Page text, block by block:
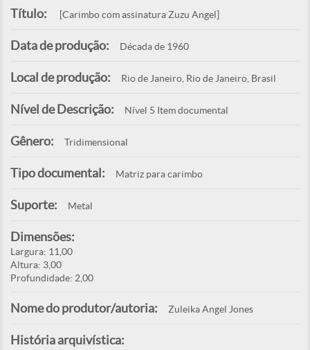
Título: [Carimbo com assinatura Zuzu Angel]
Data de produção: Década de 1960
Local de produção: Rio de Janeiro, Rio de Janeiro, Brasil
Nível de Descrição: Nível 5 Item documental
Gênero: Tridimensional
Tipo documental: Matriz para carimbo
Suporte: Metal
Dimensões:
Largura: 11,00
Altura: 3,00
Profundidade: 2,00
Nome do produtor/autoria: Zuleika Angel Jones
História arquivística: